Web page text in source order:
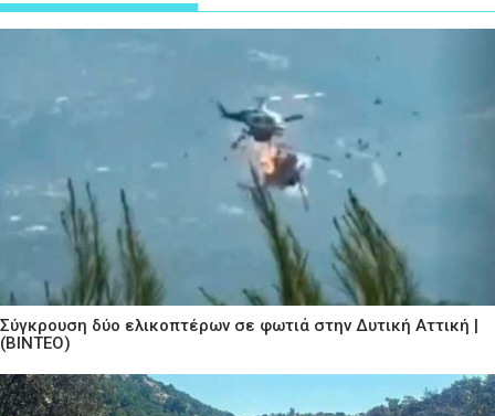
Σύγκρουση δύο ελικοπτέρων σε φωτιά στην Δυτική Αττική |
(ΒΙΝΤΕΟ)